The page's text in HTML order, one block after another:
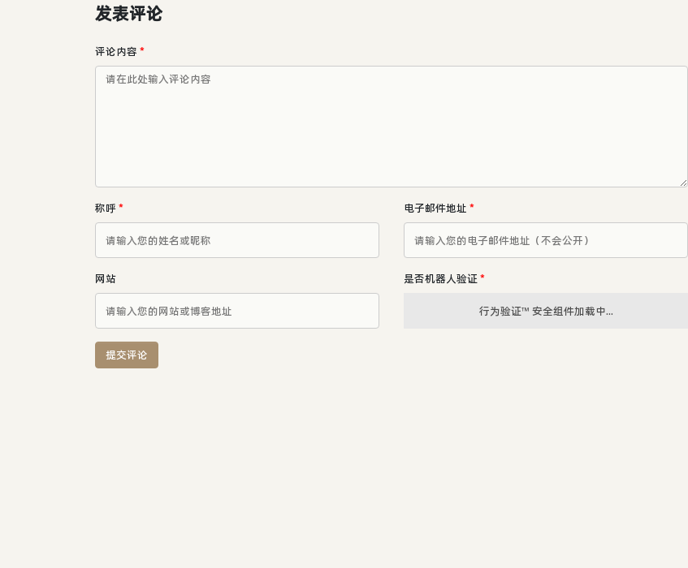
发表评论
评论内容 *
称呼* 电子邮件地址 *
网站 是否机器人验证 *
行为验证™ 安全组件加载中...
提交评论